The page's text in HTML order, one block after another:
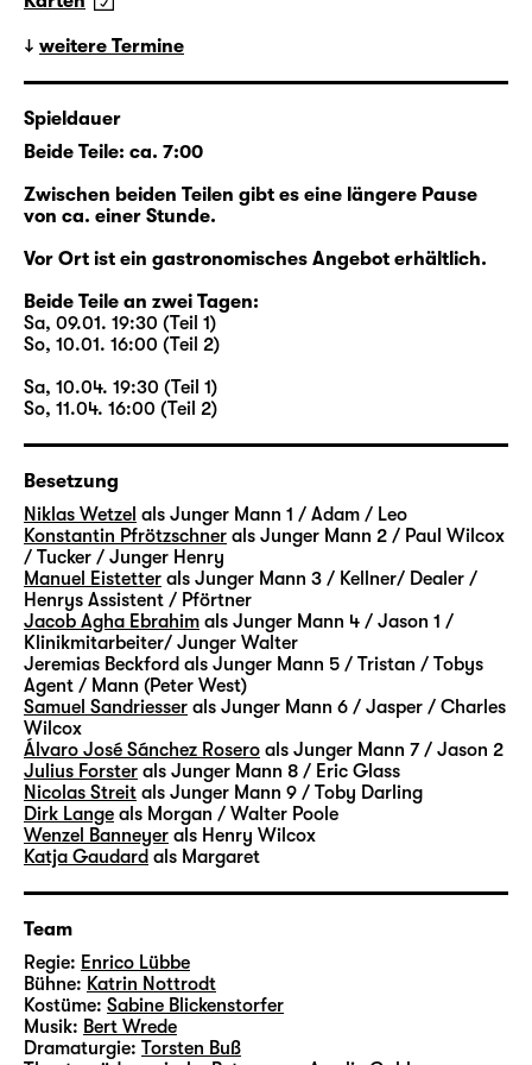
das Walter dem jungen Eric zuerkennt.
Beide lernen sich eher zufällig kennen, beide
sind auf ihre Art allein: Walter ist es gewohnt,
Geschäftsverhandlungen in der ganzen Welt
unterwegs ist; Erics Freund Toby ist seit
Wochen versunken in den Proben für das
Stück, das gerade aus seinem Erfolgsroman
„Loved Boy“ entsteht. Die neue Freundschaft
zwischen Walter und Eric aber endet jäh, als
Walter plötzlich stirbt. Plötzlich zumindest für
alle anderen: Er hatte niemandem von seiner
Krebserkrankung erzählt. Aber er hat Eric
eine unbekannte Welt eröffnet.
Beginnend im New York des Jahres 2015
kreuzen sich die Wege der Figuren: Zwei
Paare stehen im Zentrum der Episoden,
Walter und Henry sowie Eric und Toby. Viele
weitere Figuren ergänzen das „Vermächtnis“.
In Szenen und Monologen, Rückblenden und
Traumsequenzen begleiten wir sie alle über
Jahre — ihre Hoffnungen, ihre Sehnsüchte
und Ängste, ihre sehr verschiedenen
Ansichten und Lebensentwürfe. Erfolg oder
Geborgenheit, Privates oder Politisches —
gibt es das nur einzeln oder auch zusammen?
Die Lebenswege der Figuren werden geprägt
von individuellen Entscheidungen — aber
mehr noch von Umständen und Bedingungen,
die lange vor ihnen selbst in Geltung
getreten sind. Vermächtnisse
gewissermaßen.
Mit Walter, Mitte 60, und Eric, Anfang 30,
begegnen sich auch zwei Generationen eines
Lebensentwurfs, die unterschiedlicher
weitere Termine
Spieldauer
Beide Teile: ca. 7:00
Zwischen beiden Teilen gibt es eine längere Pause
von ca. einer Stunde.
Vor Ort ist ein gastronomisches Angebot erhältlich.
Beide Teile an zwei Tagen:
Sa, 09.01. 19:30 (Teil 1)
So, 10.01. 16:00 (Teil 2)
Sa, 10.04. 19:30 (Teil 1)
So, 11.04. 16:00 (Teil 2)
Besetzung
Niklas Wetzel als Junger Mann 1 / Adam / Leo
Konstantin Pfrötzschner als Junger Mann 2 / Paul Wilcox
/ Tucker / Junger Henry
Manuel Eistetter als Junger Mann 3 / Kellner/ Dealer /
Henrys Assistent / Pförtner
Jacob Agha Ebrahim als Junger Mann 4 / Jason 1 /
Klinikmitarbeiter/ Junger Walter
Jeremias Beckford als Junger Mann 5 / Tristan / Tobys
Agent / Mann (Peter West)
Samuel Sandriesser als Junger Mann 6 / Jasper / Charles
Wilcox
Álvaro José Sánchez Rosero als Junger Mann 7 / Jason 2
Julius Forster als Junger Mann 8 / Eric Glass
Nicolas Streit als Junger Mann 9 / Toby Darling
Dirk Lange als Morgan / Walter Poole
Wenzel Banneyer als Henry Wilcox
Katja Gaudard als Margaret
Team
Regie: Enrico Lübbe
Bühne: Katrin Nottrodt
Kostüme: Sabine Blickenstorfer
Musik: Bert Wrede
Dramaturgie: Torsten Buß